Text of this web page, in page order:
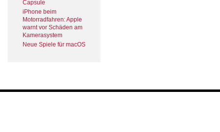
Capsule
iPhone beim
Motorradfahren: Apple
warnt vor Schäden am
Kamerasystem
Neue Spiele für macOS